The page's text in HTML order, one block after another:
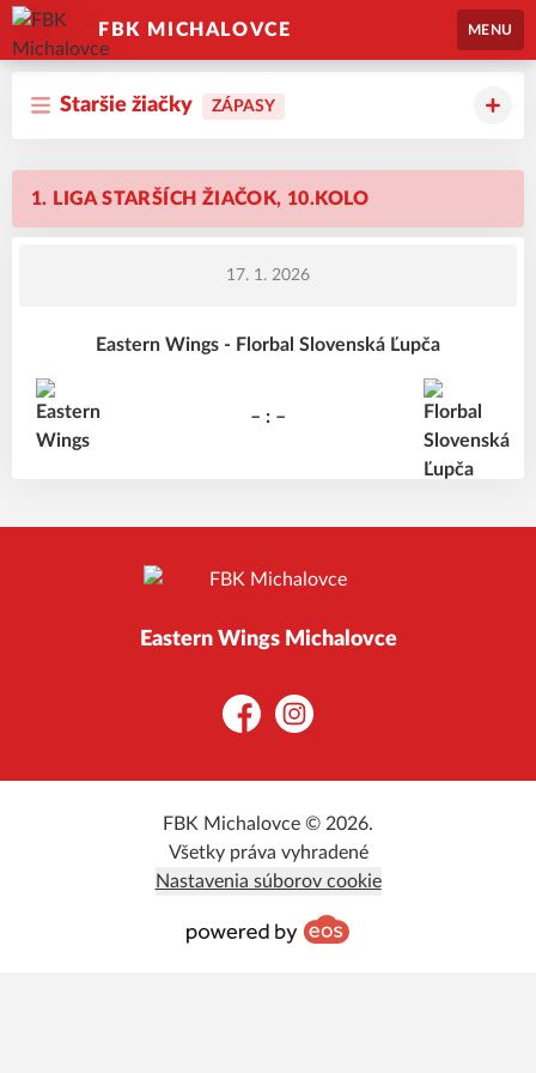
FBK MICHALOVCE MENU
Staršie žiačky ZÁPASY
1. LIGA STARŠÍCH ŽIAČOK, 10.KOLO
17. 1. 2026
Eastern Wings - Florbal Slovenská Ľupča
– : –
Eastern Wings Michalovce
FacebookInstagram
FBK Michalovce © 2026.
Všetky práva vyhradené
Nastavenia súborov cookie